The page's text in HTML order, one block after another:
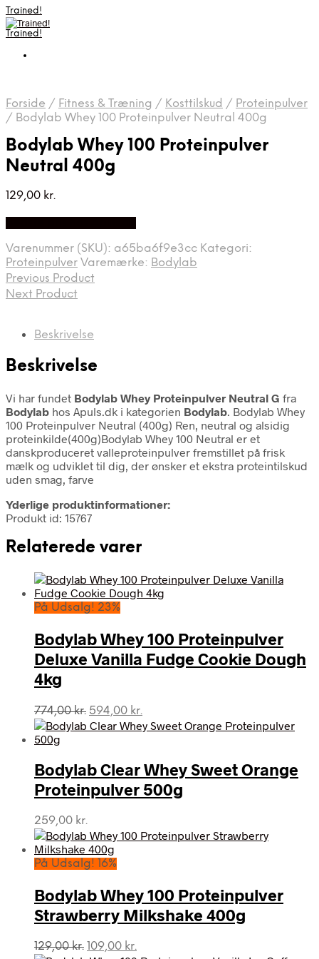
Trained!
Trained!
Forside / Fitness & Træning / Kosttilskud / Proteinpulver
/ Bodylab Whey 100 Proteinpulver Neutral 400g
Bodylab Whey 100 Proteinpulver
Neutral 400g
129,00 kr.
Varenummer (SKU): a65ba6f9e3cc Kategori:
Proteinpulver Varemærke: Bodylab
Previous Product
Next Product
Beskrivelse
Beskrivelse
Vi har fundet Bodylab Whey Proteinpulver Neutral G fra
Bodylab hos Apuls.dk i kategorien Bodylab. Bodylab Whey
100 Proteinpulver Neutral (400g) Ren, neutral og alsidig
proteinkilde(400g)Bodylab Whey 100 Neutral er et
danskproduceret valleproteinpulver fremstillet på frisk
mælk og udviklet til dig, der ønsker et ekstra proteintilskud
uden smag, farve
Yderlige produktinformationer:
Produkt id: 15767
Relaterede varer
På Udsalg! 23%
Bodylab Whey 100 Proteinpulver
Deluxe Vanilla Fudge Cookie Dough
4kg
774,00kr. Den
oprindelige
774,00 kr..
594,00 kr.
aktuelle
594,00 kr..
Bodylab Clear Whey Sweet Orange
Proteinpulver 500g
259,00 kr.
På Udsalg! 16%
Bodylab Whey 100 Proteinpulver
Strawberry Milkshake 400g
129,00kr. Den
109,00 kr.